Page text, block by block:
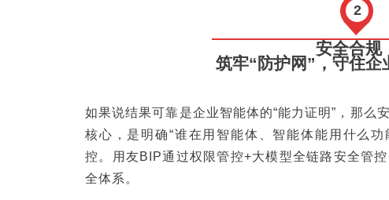
2
安全合规
筑牢“防护网”，守住企
如果说结果可靠是企业智能体的“能力证明”，那么
核心，是明确“谁在用智能体、智能体能用什么功
控。用友BIP通过权限管控+大模型全链路安全管
全体系。